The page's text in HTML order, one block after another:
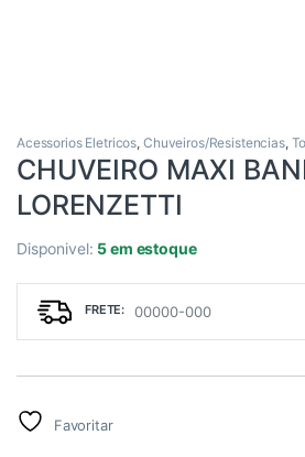
Acessorios Eletricos, Chuveiros/Resistencias,
CHUVEIRO MAXI
LORENZETTI
Disponivel: 5 em estoque
Favoritar